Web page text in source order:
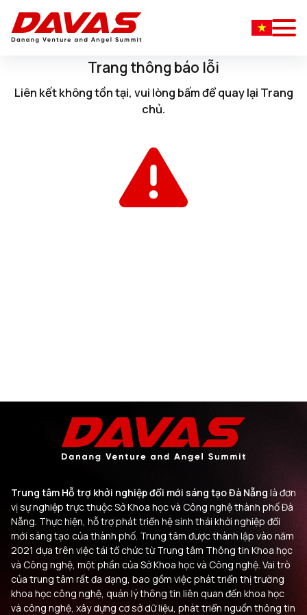
Trang thông báo lỗi
Liên kết không tồn tại, vui lòng bấmđể quay lại Trang
chủ.
Trung tâm Hỗ trợ khởi nghiệp đổi mới sáng tạo Đà Nẵng là đơn
vị sự nghiệp trực thuộc Sở Khoa học và Công nghệ thành phố Đà
Nẵng. Thực hiện, hỗ trợ phát triển hệ sinh thái khởi nghiệp đổi
mới sáng tạo của thành phố. Trung tâm được thành lập vào năm
2021 dựa trên việc tái tổ chức từ Trung tâm Thông tin Khoa học
và Công nghệ, một phần của Sở Khoa học và Công nghệ. Vai trò
của trung tâm rất đa dạng, bao gồm việc phát triển thị trường
khoa học công nghệ, quản lý thông tin liên quan đến khoa học
và công nghệ, xây dựng cơ sở dữ liệu, phát triển nguồn thông tin